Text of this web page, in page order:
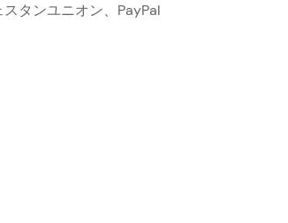
タンユニオン、PayPal